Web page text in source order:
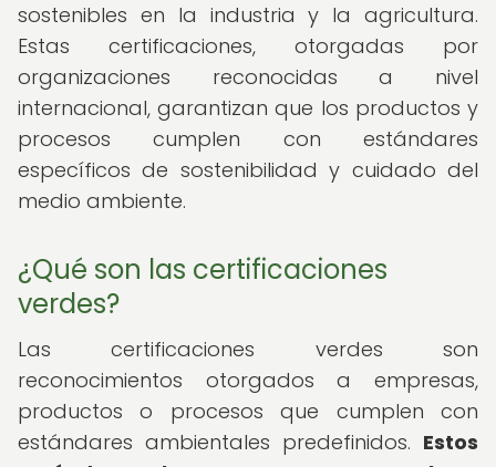
sostenibles en la industria y la agricultura.
Estas certificaciones, otorgadas por
organizaciones reconocidas a nivel
internacional, garantizan que los productos y
procesos cumplen con estándares
específicos de sostenibilidad y cuidado del
medio ambiente.
¿Qué son las certificaciones
verdes?
Las certificaciones verdes son
reconocimientos otorgados a empresas,
productos o procesos que cumplen con
estándares ambientales predefinidos. Estos